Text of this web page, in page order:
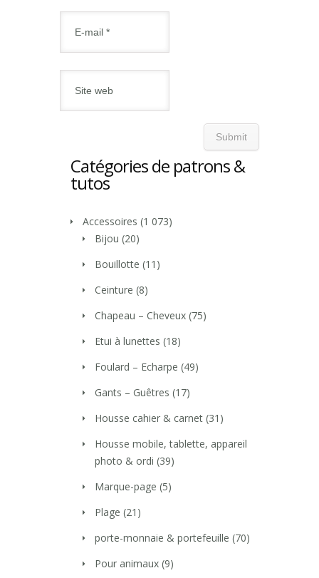
Catégories de patrons &
tutos
Accessoires (1 073)
Bijou (20)
Bouillotte (11)
Ceinture (8)
Chapeau – Cheveux (75)
Etui à lunettes (18)
Foulard – Echarpe (49)
Gants – Guêtres (17)
Housse cahier & carnet (31)
Housse mobile, tablette, appareil
photo & ordi (39)
Marque-page (5)
Plage (21)
porte-monnaie & portefeuille (70)
Pour animaux (9)